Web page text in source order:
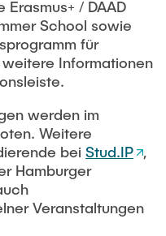
(2023)
(2022)
(2021)
(2021)
/ DAAD
School sowie
für
Informationen
werden im
Weitere
bei Stud.IP ,
Hamburger
Veranstaltungen